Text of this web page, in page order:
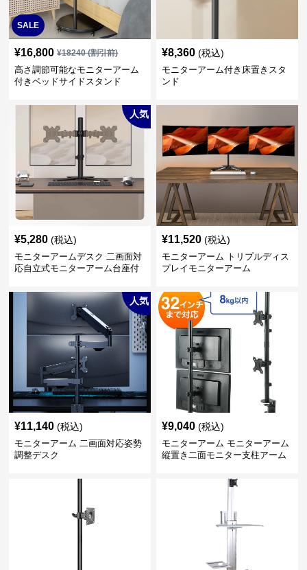
SALE
¥16,800 ¥18240(割引前)
高さ調節可能なモニターアーム
付きベッドサイドスタンド
¥8,360 (税込)
モニターアーム付き床置きスタ
ンド
人気
¥5,280 (税込)
モニターアームデスク 二画面対
応自立式モニターアーム台座付
¥11,520 (税込)
モニターアーム トリプルディス
プレイモニターアーム
人気
¥11,140 (税込)
モニターアーム 二画面対応姿勢
調整デスク
¥9,040 (税込)
モニターアーム モニターアーム
縦置き二面モニター支柱アーム